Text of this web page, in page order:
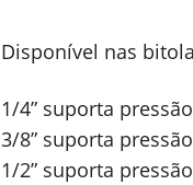
Disponível nas
1/4” suporta
3/8” suporta
1/2” suporta